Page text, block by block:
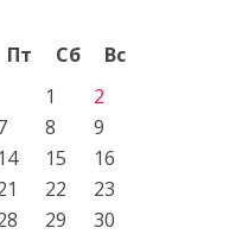
Пт Сб
Вс
1
2
8
9
14 15
16
22
23
29
30